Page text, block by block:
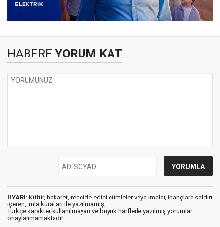
HABERE YORUM KAT
UYARI: Küfür, hakaret, rencide edici cümleler veya imalar, inançlara saldırı
içeren, imla kuralları ile yazılmamış,
Türkçe karakter kullanılmayan ve büyük harflerle yazılmış yorumlar
onaylanmamaktadır.